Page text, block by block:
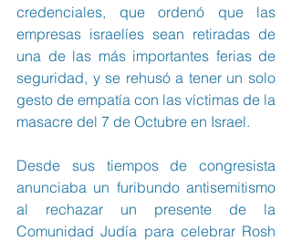
credenciales, que ordenó que las
empresas israelíes sean retiradas de
una de las más importantes ferias de
seguridad, y se rehusó a tener un solo
gesto de empatía con las víctimas de la
masacre del 7 de Octubre en Israel.
Desde sus tiempos de congresista
anunciaba un furibundo antisemitismo
al rechazar un presente de la
Comunidad Judía para celebrar Rosh